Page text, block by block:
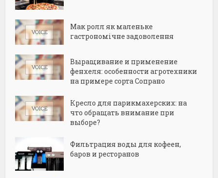
Мак ролл як маленьке
гастрономічне задоволення
Выращивание и применение
фенхеля: особенности агротехники
на примере сорта Сопрано
Кресло для парикмахерских: на
что обращать внимание при
выборе?
Фильтрация воды для кофеен,
баров и ресторанов